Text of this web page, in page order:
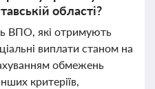
області?
ВПО, які отримують
виплати станом на
обмежень
критеріїв,